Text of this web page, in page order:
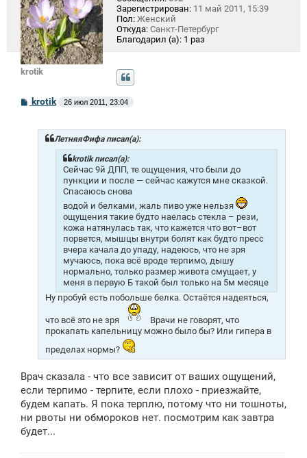
krotik
Зарегистрирован: 11 май 2011, 15:39
Пол: Женский
Откуда: Санкт-Петербург
Благодарил (а): 1 раз
С
о
krotik 26 июл 2011, 23:04
ЛетняяФифа писал(а):
krotik писал(а):
Сейчас 9й ДПП, те ощущения, что были до
пункции и после — сейчас кажутся мне сказкой.
Спасаюсь снова
водой и белками, жаль пиво уже нельзя
ощущения такие будто наелась стекла – рези,
кожа натянулась так, что кажется что вот–вот
порвется, мышцы внутри болят как будто пресс
вчера качала до упаду, надеюсь, что не зря
мучаюсь, пока всё вроде терпимо, дышу
нормально, только размер живота смущает, у
меня в первую Б такой был только на 5м месяце
Ну пробуй есть побольше белка. Остаётся надеяться,
что всё это не зря
Врачи не говорят, что
прокапать капельницу можно было бы? Или гипера в
пределах нормы?
Врач сказала - что все зависит от ваших ощущений,
если терпимо - терпите, если плохо - приезжайте,
будем капать. Я пока терплю, потому что ни тошноты,
ни рвоты ни обмороков нет. посмотрим как завтра
будет...